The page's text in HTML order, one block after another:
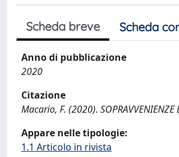
Scheda breve Scheda
Anno di pubblicazione
2020
Citazione
Macario, F. (2020). SOPRAVVENIENZE
Appare nelle tipologie:
1.1 Articolo in rivista